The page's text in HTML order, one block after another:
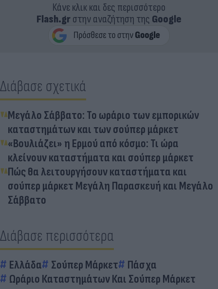
Κάνε κλικ και δες περισσότερο
Flash.grστην αναζήτηση της Google
Διάβασε σχετικά
Μεγάλο Σάββατο: Το ωράριο των εμπορικών
καταστημάτων και των σούπερ μάρκετ
«Βουλιάζει» η Ερμού από κόσμο: Τι ώρα
κλείνουν καταστήματα και σούπερ μάρκετ
Πώς θα λειτουργήσουν καταστήματα και
σούπερ μάρκετ Μεγάλη Παρασκευή και Μεγάλο
Σάββατο
Διάβασε περισσότερα
Ελλάδα Σούπερ Μάρκετ
Πάσχα
Ωράριο Καταστημάτων Και Σούπερ Μάρκετ